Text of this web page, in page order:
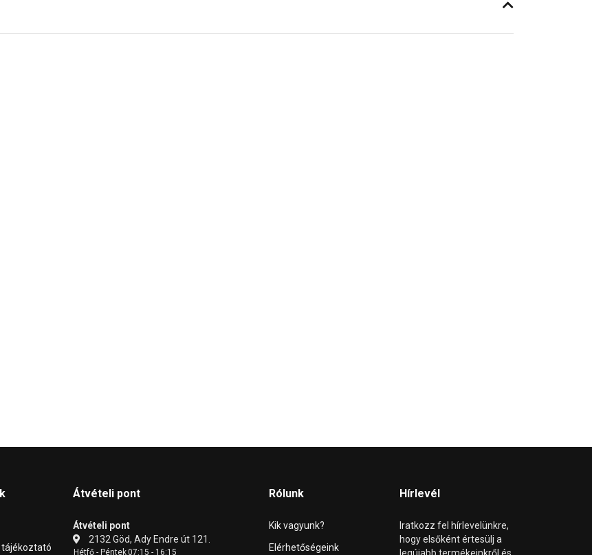
Átvételi pont
Átvételi pont
2132 Göd, Ady Endre út 121.
Hétfő - Péntek07:15 - 16:15
Rólunk
Kik vagyunk?
Elérhetőségeink
Hírlevél
Iratkozz fel hírlevelünkre,
hogy elsőként értesülj a